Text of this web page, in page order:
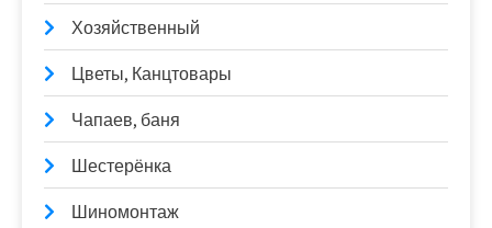
Хозяйственный
Цветы, Канцтовары
Чапаев, баня
Шестерёнка
Шиномонтаж